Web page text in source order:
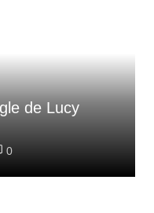
de Lucy
0